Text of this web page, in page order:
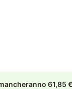
61,85